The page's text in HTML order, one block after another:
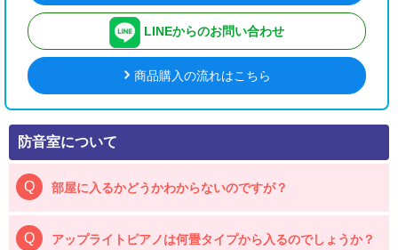
LINEからのお問い合わせ
商品購入の流れはこちら
防音室について
部屋に入るかどうかわからないのですが？
アップライトピアノは何畳タイプから入るのでしょうか？